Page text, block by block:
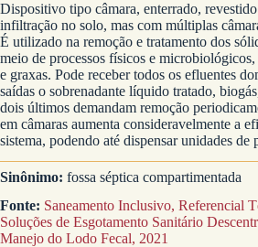
Dispositivo tipo câmara, enterrado,
infiltração no solo, mas com múltiplas
É utilizado na remoção e tratamento dos
meio de processos físicos e
e graxas. Pode receber todos os efluentes
saídas o sobrenadante líquido tratado,
dois últimos demandam remoção
em câmaras aumenta consideravelmente a
sistema, podendo até dispensar unidades de
Sinônimo: fossa séptica compartimentada
Fonte: Saneamento Inclusivo, Referencial
Soluções de Esgotamento Sanitário
Manejo do Lodo Fecal, 2021